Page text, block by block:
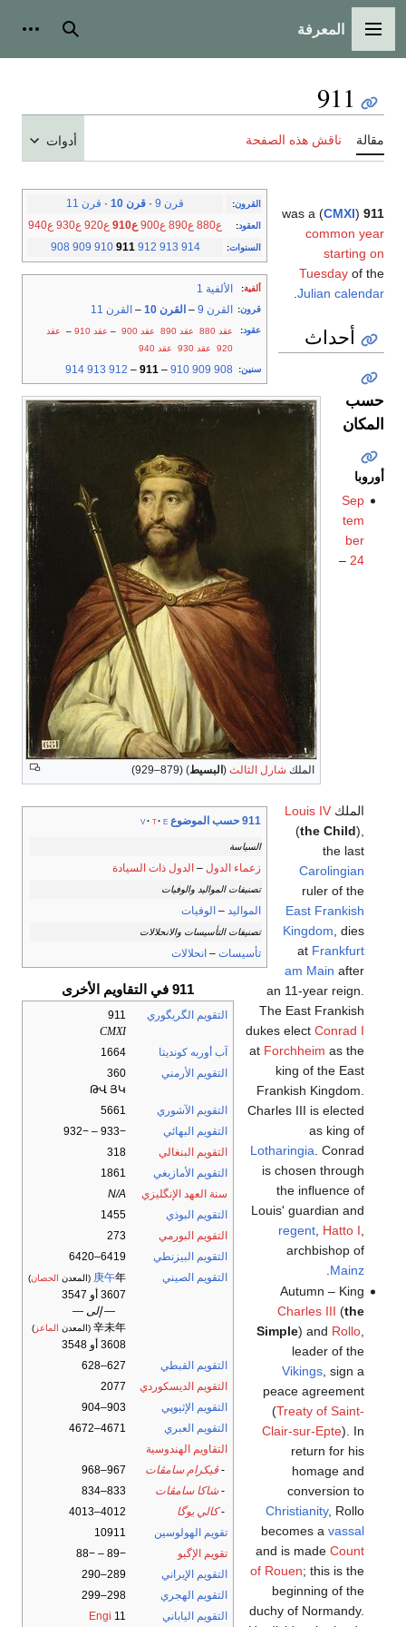
القائمة الرئيسية
المعرفة بحث
911
مقالة ناقش هذه الصفحة أدوات
القرون: قرن 9 · قرن 10 · قرن 11
العقود: ع880 ع890 ع900 ع910 ع920 ع930 ع940
السنوات:
908 909 910 911 912 913 914
ألفية: الألفية 1
قرون: القرن 9 – القرن 10 – القرن 11
عقود: عقد 880 عقد 890 عقد 900 – عقد 910 – عقد
920
عقد 930 عقد 940
سنين:
908
909
910
–
911
–
912
913
914
الملك شارل الثالث (البسيط) (879–929)
911 حسب الموضوع v t e
السياسة
زعماء الدول – الدول ذات السيادة
تصنيفات المواليد والوفيات
المواليد – الوفيات
تصنيفات التأسيسات والانحلالات
تأسيسات – انحلالات
911 في التقاويم الأخرى
التقويم الگريگوري
911
CMXI
آب أوربه كونديتا
1664
التقويم الأرمني
360
ԹՎ ՅԿ
التقويم الآشوري
5661
التقويم البهائي
−933 – −932
التقويم البنغالي
318
التقويم الأمازيغي
1861
سنة العهد الإنگليزي
N/A
التقويم البوذي
1455
التقويم البورمي
273
التقويم البيزنطي
6419–6420
التقويم الصيني
庚午年 (المعدن الحصان)
3607 أو 3547
— إلى —
辛未年 (المعدن الماعز )
3608 أو 3548
التقويم القبطي
627–628
التقويم الديسكوردي
2077
التقويم الإثيوپي
903–904
التقويم العبري
4671–4672
التقاويم الهندوسية
- ڤيكرام سامڤات
967–968
-شاكا سامڤات
833–834
-كالي يوگا
4012–4013
تقويم الهولوسين
10911
تقويم الإگبو
−89 – −88
التقويم الإيراني
289–290
التقويم الهجري
298–299
التقويم الياباني
Engi 11
911
(
CMXI
) was a
common year
starting on
Tuesday of the
Julian calendar
أحداث
حسب
المكان
أوروبا
Sep
tem
ber
24
–
الملكLouis IV
(the Child),
the last
Carolingian
ruler of the
East Frankish
Kingdom , dies
at Frankfurt
am Main after
an 11-year reign.
The East Frankish
dukes elect Conrad I
at Forchheim as the
king of the East
Frankish Kingdom.
Charles III is elected
as king of
Lotharingia . Conrad
is chosen through
the influence of
Louis' guardian and
regent, Hatto I
archbishop of
Mainz
Autumn – King
Charles III (the
Simple) and Rollo,
leader of the
Vikings, sign a
peace agreement
(Treaty of Saint-
Clair-sur-Epte). In
return for his
homage and
conversion to
Christianity, Rollo
becomes a vassal
and is made Count
of Rouen; this is the
beginning of the
duchy of Normandy.